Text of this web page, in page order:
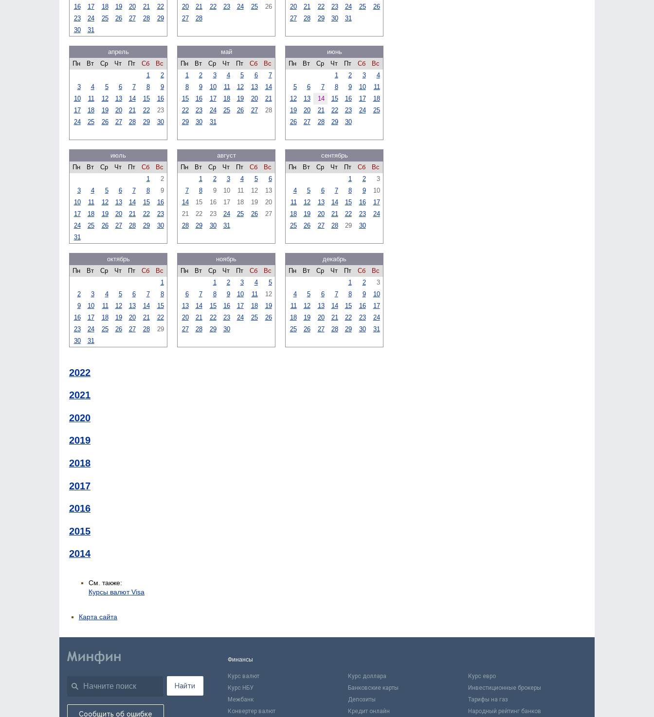
16
17 18 19 20 21
22
23
24 25 26 27 28
29
30
31
20
21 22 23 24 25
26
27
28
20
21 22 23 24 25
26
27
28 29 30 31
апрель
Пн
Вт Ср Чт Пт Сб
Вс
1
2
3
4 5 6 7 8
9
10
11 12 13 14 15
16
17
18 19 20 21 22
23
24
25 26 27 28 29 30
май
Пн
Вт Ср Чт Пт Сб
Вс
1
2 3 4 5 6
7
8
9 10 11 12 13
14
15
16 17 18 19 20
21
22
23 24 25 26 27
28
29
30 31
июнь
Пн
Вт Ср Чт Пт Сб
Вс
1
2 3
4
5
6 7 8 9 10
11
12
13 14 15 16 17
18
19
20 21 22 23 24
25
26
27 28 29 30
июль
Пн
Вт Ср Чт Пт Сб
Вс
1
2
3
4 5 6 7 8
9
10
11 12 13 14 15
16
17
18 19 20 21 22
23
24
25 26 27 28 29
30
31
август
Пн
Вт Ср Чт Пт Сб
Вс
1
2 3 4 5
6
7
8 9 10 11 12
13
14
15 16 17 18 19
20
21
22 23 24 25 26
27
28
29 30 31
сентябрь
Пн
Вт Ср Чт Пт Сб
Вс
1
2
3
4
5 6 7 8 9
10
11
12 13 14 15 16
17
18
19 20 21 22 23
24
25
26 27 28 29 30
октябрь
Пн
Вт Ср Чт Пт Сб
Вс
1
2
3 4 5 6 7
8
9
10 11 12 13 14
15
16
17 18 19 20 21
22
23
24 25 26 27 28
29
30
31
ноябрь
Пн
Вт Ср Чт Пт Сб
Вс
1
2 3 4
5
6
7 8 9 10 11
12
13
14 15 16 17 18
19
20
21 22 23 24 25
26
27
28 29 30
декабрь
Пн
Вт Ср Чт Пт Сб
Вс
1
2
3
4
5 6 7 8 9
10
11
12 13 14 15 16
17
18
19 20 21 22 23
24
25
26 27 28 29 30 31
2022
2021
2020
2019
2018
2017
2016
2015
2014
См. также:
Курсы валют Visa
Карта сайта
Найти
Сообщить об ошибке
Финансы
Курс валют Курс доллара
Курс евро
Курс НБУ
Банковские карты
Инвестиционные брокеры
Межбанк
Депозиты
Тарифы на газ
Конвертер валют
Кредит онлайн Народный рейтинг банков